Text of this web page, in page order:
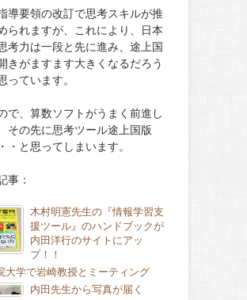
導要領の改訂で思考スキルが推
られますが、これにより、日本
考力は一段と先に進み、途上国
きがますます大きくなるだろう
っています。
で、算数ソフトがうまく前進し
その先に思考ツール途上国版
・と思ってしまいます。
事：
木村明憲先生の『情報学習支
援ツール』のハンドブックが
内田洋行のサイトにアッ
プ！！
大学で岩崎教授とミーティング
内田先生から写真が届く